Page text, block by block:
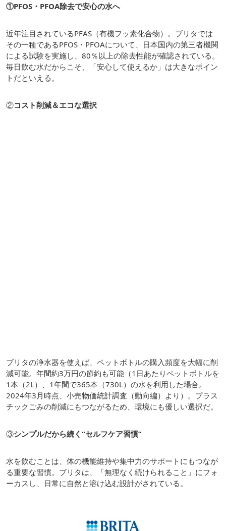
①PFOS・PFOA除去で安心の水へ
近年注目されているPFAS（有機フッ素化合物）。ブリタでは
その一種であるPFOS・PFOAについて、日本国内の第三者機関
による試験を実施し、80％以上の除去性能が確認されている。
毎日飲む水だからこそ、「安心して使えるか」は大きなポイン
トだといえる。
②コスト削減＆エコな選択
ブリタの浄水器を使えば、ペットボトルの購入頻度を大幅に削
減可能。年間約3万円の節約も可能（1日あたりペットボトルを
1本（2L）、1年間で365本（730L）の水を利用した場合。
2024年3月時点、小売物価統計調査（動向編）より）。プラス
チックごみの削減にもつながるため、環境にも優しい選択だ。
③シンプルだから続く“セルフケア習慣”
水を飲むことは、体の機能維持や集中力のサポートにもつなが
る重要な習慣。ブリタは、「無理なく続けられること」にフォ
ーカスし、日常に自然と溶け込む設計がされている。